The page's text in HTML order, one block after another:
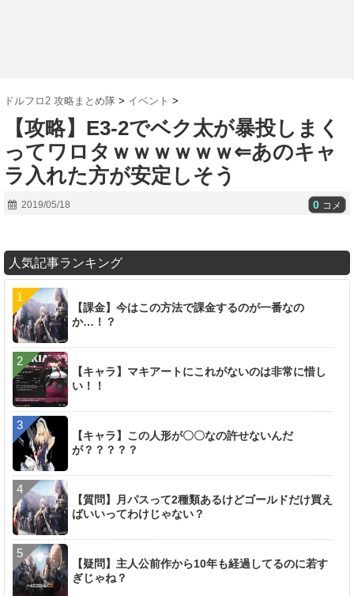
ドルフロ2 攻略まとめ隊 > イベント >
【攻略】E3-2でベク太が暴投しまく
ってワロタｗｗｗｗｗｗ⇐あのキャ
ラ入れた方が安定しそう
2019/05/18 0 コメ
人気記事ランキング
【課金】今はこの方法で課金するのが一番なの
か…！？
【キャラ】マキアートにこれがないのは非常に惜し
い！！
【キャラ】この人形が〇〇なの許せないんだ
が？？？？？
【質問】月パスって2種類あるけどゴールドだけ買え
ばいいってわけじゃない？
【疑問】主人公前作から10年も経過してるのに若す
ぎじゃね？